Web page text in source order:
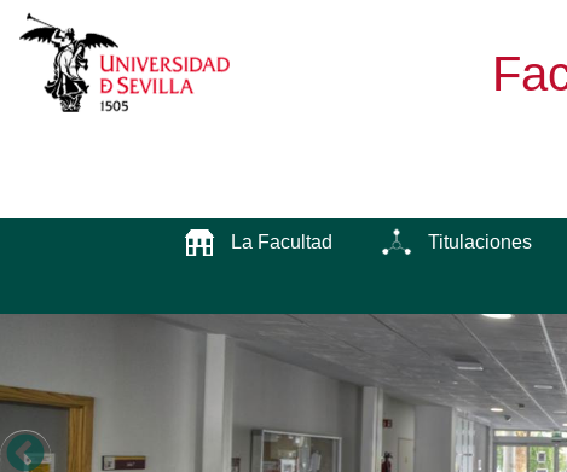
La Facultad Titulaciones